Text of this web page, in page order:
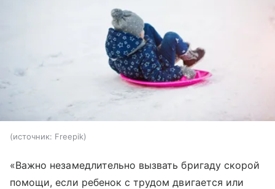
источник: Freepik
«Важно незамедлительно вызвать бригаду скорой
помощи, если ребенок с трудом двигается или